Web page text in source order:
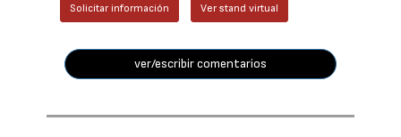
Solicitar información Ver stand virtual
ver/escribir comentarios